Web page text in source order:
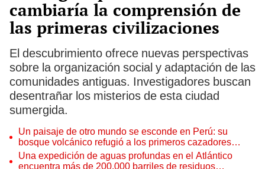
cambiaría la comprensión de
las primeras civilizaciones
El descubrimiento ofrece nuevas perspectivas
sobre la organización social y adaptación de las
comunidades antiguas. Investigadores buscan
desentrañar los misterios de esta ciudad
sumergida.
Un paisaje de otro mundo se esconde en Perú: su
bosque volcánico refugió a los primeros cazadores
andinos hace 10.000 años
Una expedición de aguas profundas en el Atlántico
encuentra más de 200.000 barriles de residuos